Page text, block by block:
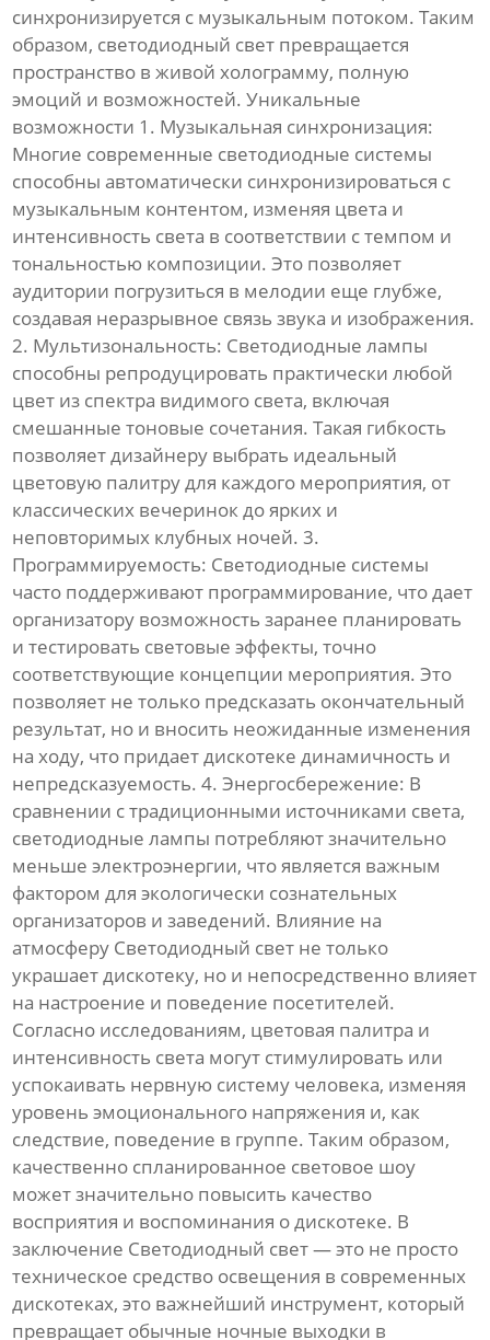
синхронизируется с музыкальным потоком. Таким
образом, светодиодный свет превращается
пространство в живой холограмму, полную
эмоций и возможностей. Уникальные
возможности 1. Музыкальная синхронизация:
Многие современные светодиодные системы
способны автоматически синхронизироваться с
музыкальным контентом, изменяя цвета и
интенсивность света в соответствии с темпом и
тональностью композиции. Это позволяет
аудитории погрузиться в мелодии еще глубже,
создавая неразрывное связь звука и изображения.
2. Мультизональность: Светодиодные лампы
способны репродуцировать практически любой
цвет из спектра видимого света, включая
смешанные тоновые сочетания. Такая гибкость
позволяет дизайнеру выбрать идеальный
цветовую палитру для каждого мероприятия, от
классических вечеринок до ярких и
неповторимых клубных ночей. 3.
Программируемость: Светодиодные системы
часто поддерживают программирование, что дает
организатору возможность заранее планировать
и тестировать световые эффекты, точно
соответствующие концепции мероприятия. Это
позволяет не только предсказать окончательный
результат, но и вносить неожиданные изменения
на ходу, что придает дискотеке динамичность и
непредсказуемость. 4. Энергосбережение: В
сравнении с традиционными источниками света,
светодиодные лампы потребляют значительно
меньше электроэнергии, что является важным
фактором для экологически сознательных
организаторов и заведений. Влияние на
атмосферу Светодиодный свет не только
украшает дискотеку, но и непосредственно влияет
на настроение и поведение посетителей.
Согласно исследованиям, цветовая палитра и
интенсивность света могут стимулировать или
успокаивать нервную систему человека, изменяя
уровень эмоционального напряжения и, как
следствие, поведение в группе. Таким образом,
качественно спланированное световое шоу
может значительно повысить качество
восприятия и воспоминания о дискотеке. В
заключение Светодиодный свет — это не просто
техническое средство освещения в современных
дискотеках, это важнейший инструмент, который
превращает обычные ночные выходки в